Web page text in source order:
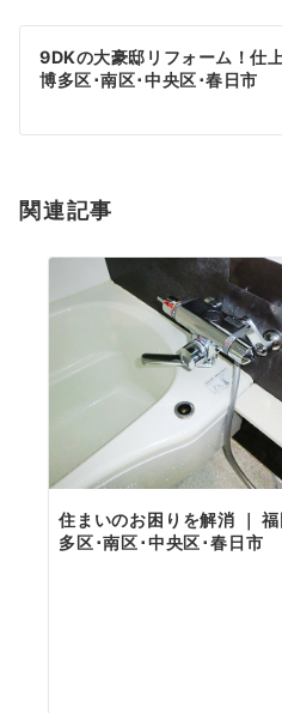
ビ
ゲ
ー
シ
ン
9DKの大豪邸リフォーム！仕
博多区･南区･中央区･春日市
関連記事
住まいのお困りを解消 ｜
多区･南区･中央区･春日市